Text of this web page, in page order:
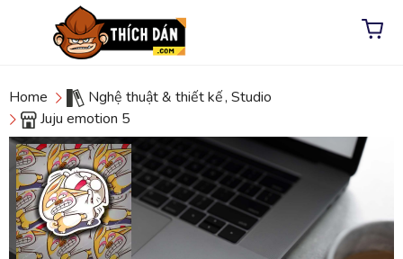
Home Nghệ thuật & thiết kế, Studio
Juju emotion 5